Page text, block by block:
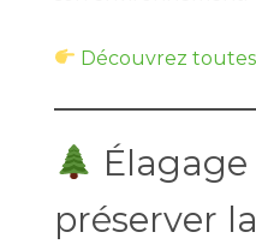
Découvrez
préserver